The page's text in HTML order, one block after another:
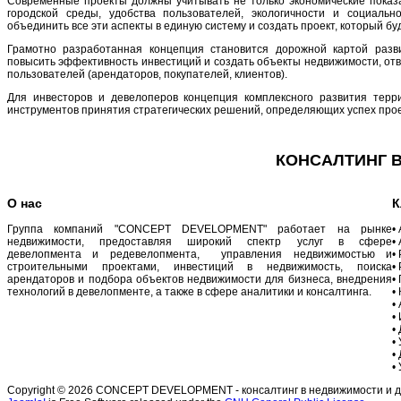
городской среды, удобства пользователей, экологичности и
объединить все эти аспекты в единую систему и создать проект, который
Грамотно разработанная концепция становится дорожной картой
повысить эффективность инвестиций и создать объекты недвижимости,
пользователей (арендаторов, покупателей, клиентов).
Для инвесторов и девелоперов концепция комплексного развития
инструментов принятия стратегических решений, определяющих успех
КОНСАЛТИНГ
О нас
Группа компаний "CONCEPT DEVELOPMENT" работает на рынке
недвижимости, предоставляя широкий спектр услуг в сфере
девелопмента и редевелопмента, управления недвижимостью и
строительными проектами, инвестиций в недвижимость, поиска
арендаторов и подбора объектов недвижимости для бизнеса, внедрения
технологий в девелопменте, а также в сфере аналитики и консалтинга.
•
•
•
•
•
•
•
•
•
•
•
•
Copyright © 2026 CONCEPT DEVELOPMENT - консалтинг в недвижимости